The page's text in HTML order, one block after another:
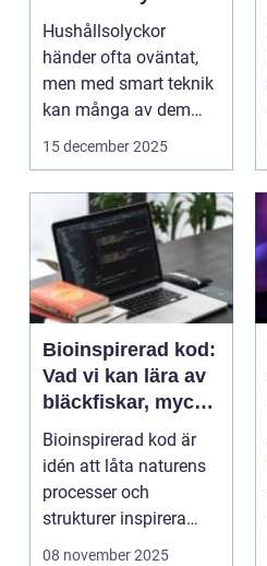
innan de inträffar
Hushållsolyckor
händer ofta oväntat,
men med smart teknik
kan många av dem
f&o...
15 december 2025
Bioinspirerad kod:
Vad vi kan lära av
bläckfiskar, mycel
och mossa när vi
bygger nya system
Bioinspirerad kod är
idén att låta naturens
processer och
strukturer inspirera
hur...
08 november 2025